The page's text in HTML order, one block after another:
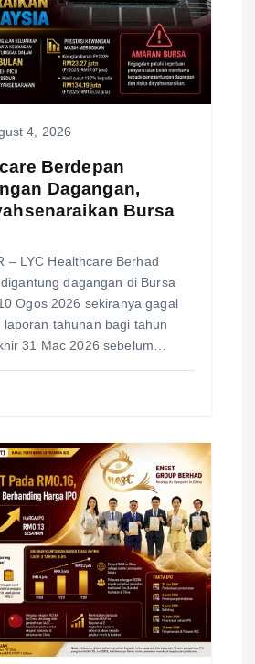
4, 2026
Berdepan
Dagangan,
Bursa
– LYC Healthcare Berhad
dagangan di Bursa
Ogos 2026 sekiranya gagal
laporan tahunan bagi tahun
31 Mac 2026 sebelum…